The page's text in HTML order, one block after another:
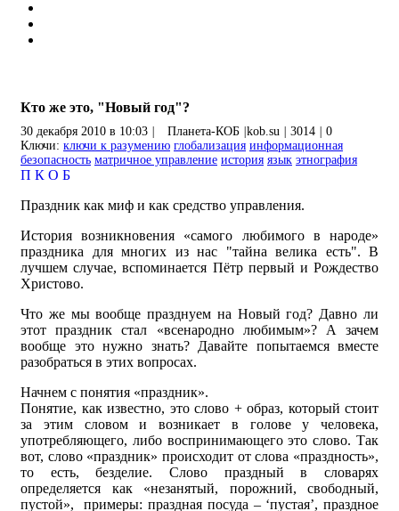
Кто же это, "Новый год"?
30 декабря 2010 в 10:03 Планета-КОБ kob.su 3014
0
Ключи: ключи к разумению глобализация информационная
безопасность матричное управление история язык этнография
П К О Б
Праздник как миф и как средство управления.
История возникновения «самого любимого в народе»
праздника для многих из нас "тайна велика есть". В
лучшем случае, вспоминается Пётр первый и Рождество
Христово.
Что же мы вообще празднуем на Новый год? Давно ли
этот праздник стал «всенародно любимым»? А зачем
вообще это нужно знать? Давайте попытаемся вместе
разобраться в этих вопросах.
Начнем с понятия «праздник».
Понятие, как известно, это слово + образ, который стоит
за этим словом и возникает в голове у человека,
употребляющего, либо воспринимающего это слово. Так
вот, слово «праздник» происходит от слова «праздность»,
то есть, безделие. Слово праздный в словарях
определяется как «незанятый, порожний, свободный,
пустой», примеры: праздная посуда – ‘пустая’, праздное